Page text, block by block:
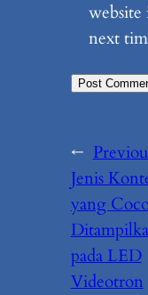
website
next
←
Jenis
yang
pada LED
Videotron